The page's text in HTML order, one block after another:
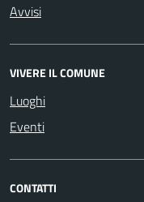
Avvisi
VIVERE IL COMUNE
Luoghi
Eventi
CONTATTI